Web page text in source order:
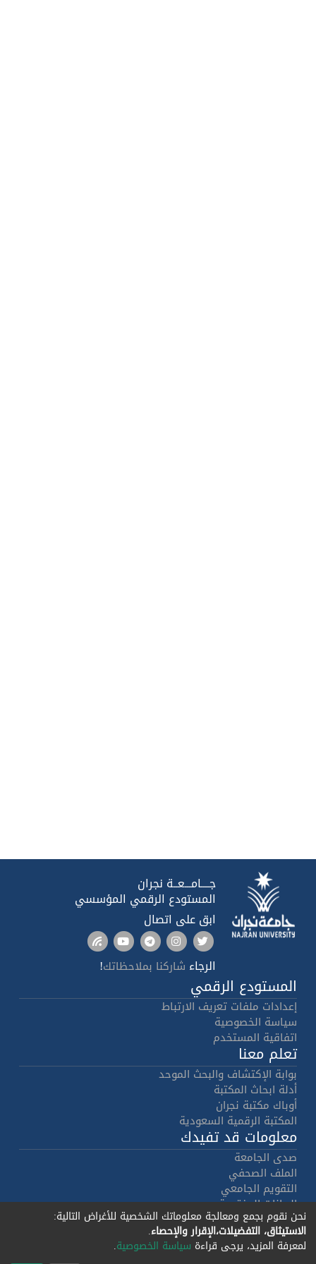
جــــامـــعــة نجران
المستودع الرقمي المؤسسي
ابق على اتصال
الرجاء شاركنا بملاحظاتك!
المستودع الرقمي
إعدادات ملفات تعريف الارتباط
سياسة الخصوصية
اتفاقية المستخدم
تعلم معنا
بوابة الإكتشاف والبحث الموحد
أدلة ابحاث المكتبة
أوباك مكتبة نجران
المكتبة الرقمية السعودية
معلومات قد تفيدك
صدى الجامعة
الملف الصحفي
التقويم الجامعي
البيانات المفتوحة
هوية الجامعة
جميع الحقوق برمجيات دي سبيس 7.4
نحن نقوم بجمع ومعالجة معلوماتك الشخصية للأغراض التالية:
الاستيثاق، التفضيلات،الإقرار والإحصاء.
لمعرفة المزيد، يرجى قراءة سياسة الخصوصية.